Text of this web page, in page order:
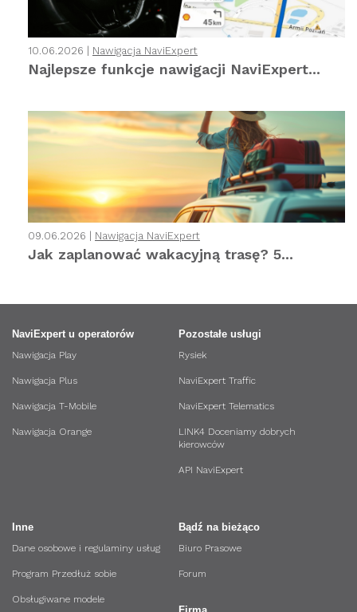
10.06.2026 | Nawigacja NaviExpert
Najlepsze funkcje nawigacji NaviExpert...
09.06.2026 | Nawigacja NaviExpert
Jak zaplanować wakacyjną trasę? 5...
NaviExpert u operatorów
Nawigacja Play
Nawigacja Plus
Nawigacja T-Mobile
Nawigacja Orange
Pozostałe usługi
Rysiek
NaviExpert Traffic
NaviExpert Telematics
LINK4 Doceniamy dobrych
kierowców
API NaviExpert
Bądź na bieżąco
Biuro Prasowe
Forum
Inne
Dane osobowe i regulaminy usług
Program Przedłuż sobie
Obsługiwane modele